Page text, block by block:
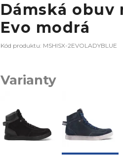
Dámská obuv
Evo modrá
Kód produktu: MSHISX-2EVOLADYBLUE
Varianty